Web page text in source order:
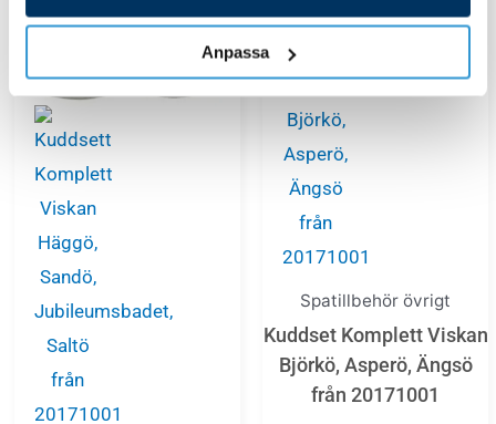
Anpassa
Spatillbehör övrigt
Kuddset Komplett Viskan
Björkö, Asperö, Ängsö
från 20171001